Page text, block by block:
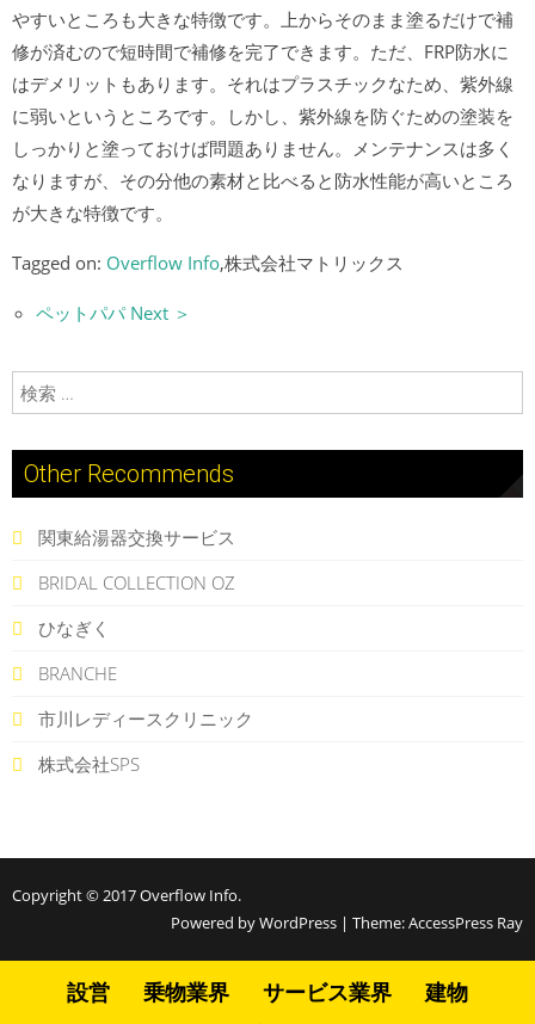
やすいところも大きな特徴です。上からそのまま塗るだけで補
修が済むので短時間で補修を完了できます。ただ、FRP防水に
はデメリットもあります。それはプラスチックなため、紫外線
に弱いというところです。しかし、紫外線を防ぐための塗装を
しっかりと塗っておけば問題ありません。メンテナンスは多く
なりますが、その分他の素材と比べると防水性能が高いところ
が大きな特徴です。
Tagged on: Overflow Info,株式会社マトリックス
ペットパパ Next ＞
検索:
Other Recommends
関東給湯器交換サービス
BRIDAL COLLECTION OZ
ひなぎく
BRANCHE
市川レディースクリニック
株式会社SPS
Copyright © 2017Overflow Info.
Powered by WordPress | Theme:AccessPress Ray
設営 乗物業界 サービス業界
建物